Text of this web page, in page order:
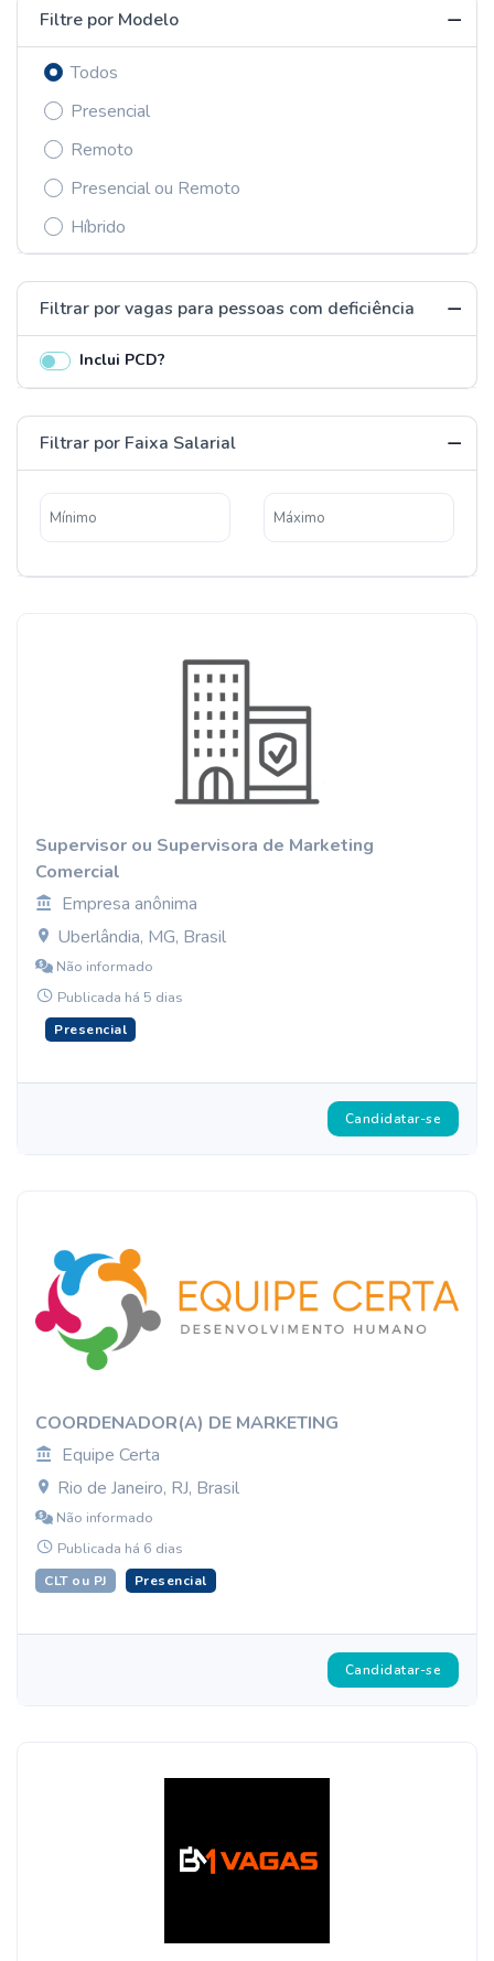
Filtre por Modelo
Todos
Presencial
Remoto
Presencial ou Remoto
Híbrido
Filtrar por vagas para pessoas com deficiência
Inclui PCD?
Filtrar por Faixa Salarial
Supervisor ou Supervisora de Marketing
Comercial
Empresa anônima
Uberlândia, MG, Brasil
Não informado
Publicada há 5 dias
Presencial
Candidatar-se
COORDENADOR(A) DE MARKETING
Equipe Certa
Rio de Janeiro, RJ, Brasil
Não informado
Publicada há 6 dias
CLT ou PJ Presencial
Candidatar-se